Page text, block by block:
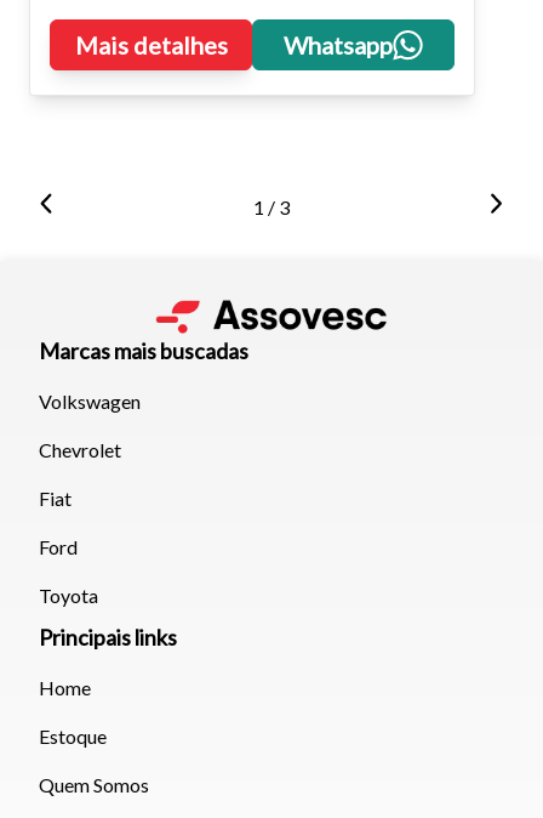
Mais detalhes Whatsapp
1 / 3
Marcas mais buscadas
Volkswagen
Chevrolet
Fiat
Ford
Toyota
Principais links
Home
Estoque
Quem Somos